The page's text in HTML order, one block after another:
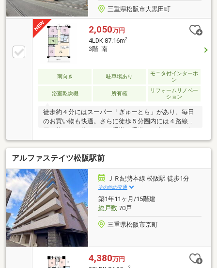
三重県松阪市大黒田町
2,050万円
4LDK 87.16m2
3階 南
南向き 駐車場あり
モニタ付インターホ
ン
浴室乾燥機 所有権
リフォームリノベー
ション
徒歩約４分にはスーパー「ぎゅーとら」があり、毎日
のお買い物も快適。さらに徒歩５分圏内には４路線利
用可能なバス停があり、通勤・通学やお出かけにも便
利な住環境が整っています。また、センサーキーを採
用した高いセキュリティ性も魅力の一つ。エントラン
スはもちろん、エレベーターも認証された居住階のみ
へ運行する仕組みのため、住民以外が自由に各階へ立
ち入れないよう配慮されています。毎日の暮らしに安
心感を与えてくれる設備です。子育てに嬉しい住環
境、リフォーム済みの快適な室内、そして安心のセキ
ュリティ。ご家族みんなが心地よく暮らせる住まい
を、ぜひ現地でご体感ください。
アルファステイツ松阪駅前
ＪＲ紀勢本線 松阪駅 徒歩1分
その他の交通
築1年11ヶ月/15階建
総戸数70戸
三重県松阪市京町
4,380万円